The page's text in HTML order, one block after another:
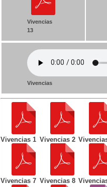
Vivencias
13
Vivencias
Vivencias 1 Vivencias 2
Vivencias 7 Vivencias 8